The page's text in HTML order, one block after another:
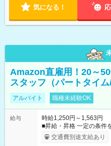
気になる！
Amazon直雇用！20～
スタッフ（パートタイ
アルバイト 職種未経験OK
給与
時給1,250円～1,563円
■昇給・昇格 一定の条件
まで昇給の機会があります。 ■正社員登用制度あり ※月
月25日支払い ※時間外
交通費別途支給あり